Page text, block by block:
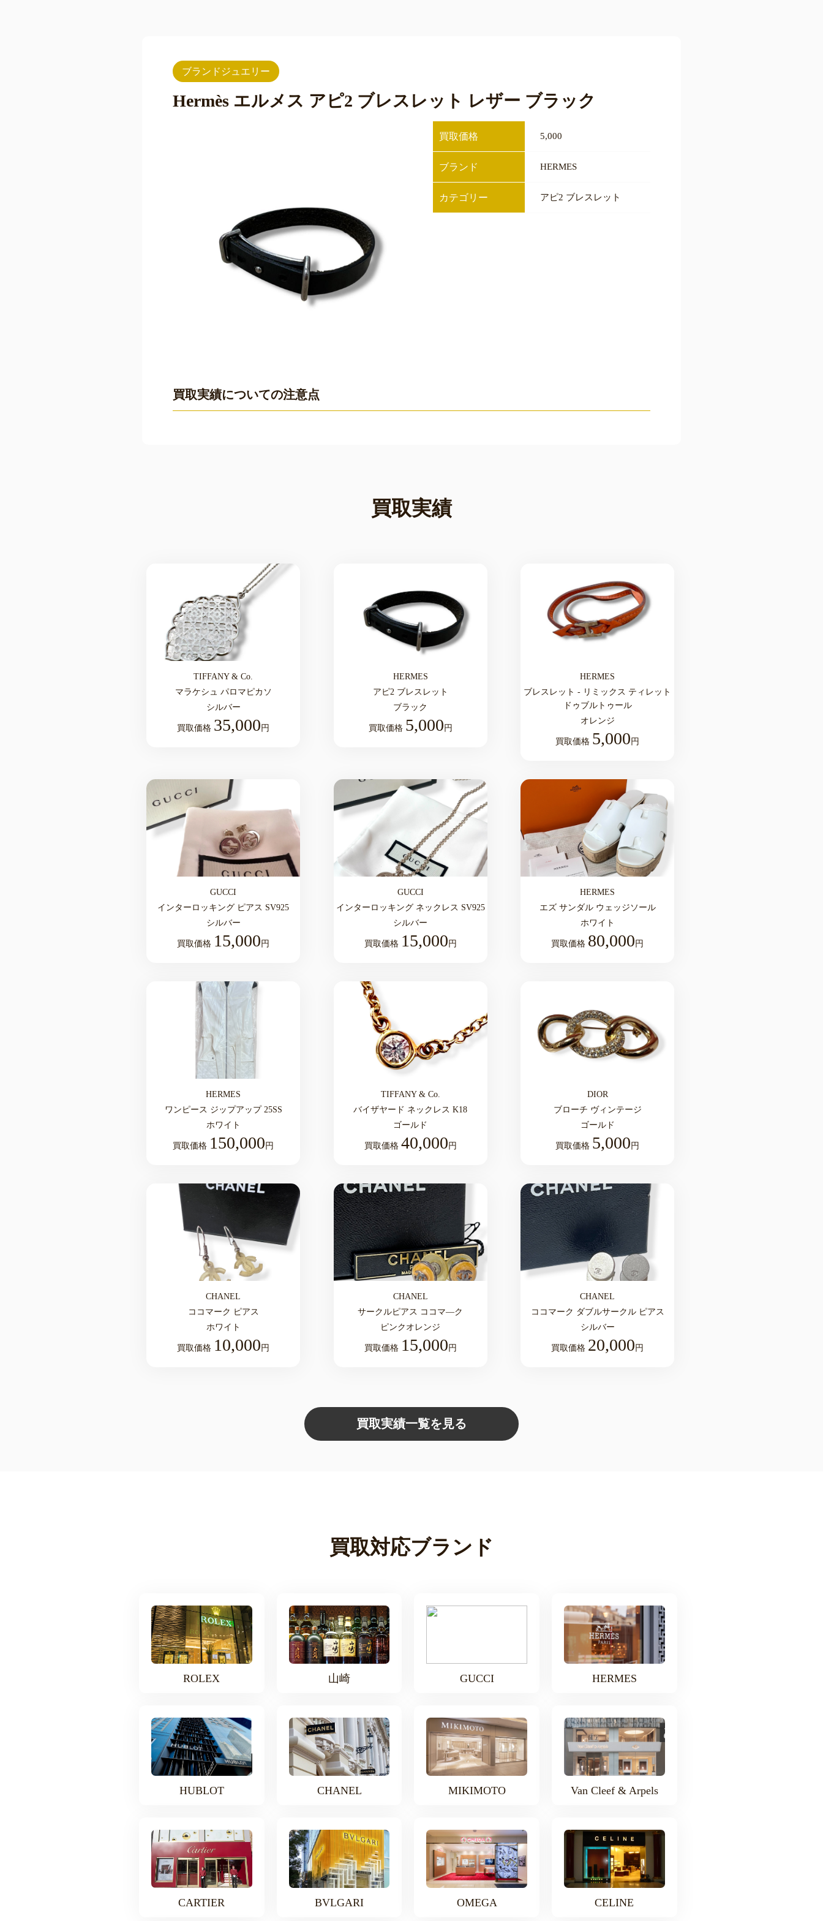
ブランドジュエリー
Hermès エルメス アピ2 ブレスレット レザー ブラック
買取価格 5,000
ブランド HERMES
カテゴリー アピ2 ブレスレット
買取実績についての注意点
買取実績
TIFFANY & Co.
マラケシュ パロマピカソ
シルバー
買取価格 35,000 円
HERMES
アピ2 ブレスレット
ブラック
買取価格 5,000 円
HERMES
ブレスレット - リミックス ティレット
ドゥブルトゥール
オレンジ
買取価格 5,000 円
GUCCI
インターロッキング ピアス SV925
シルバー
買取価格 15,000 円
GUCCI
インターロッキング ネックレス SV925
シルバー
買取価格 15,000 円
HERMES
エズ サンダル ウェッジソール
ホワイト
買取価格 80,000 円
HERMES
ワンピース ジップアップ 25SS
ホワイト
買取価格 150,000 円
TIFFANY & Co.
バイザヤード ネックレス K18
ゴールド
買取価格 40,000 円
DIOR
ブローチ ヴィンテージ
ゴールド
買取価格 5,000 円
CHANEL
ココマーク ピアス
ホワイト
買取価格 10,000 円
CHANEL
サークルピアス ココマ―ク
ピンクオレンジ
買取価格 15,000 円
CHANEL
ココマーク ダブルサークル ピアス
シルバー
買取価格 20,000 円
買取実績一覧を見る
買取対応ブランド
ROLEX 山崎 GUCCI HERMES
HUBLOT CHANEL MIKIMOTO Van Cleef & Arpels
CARTIER BVLGARI OMEGA CELINE